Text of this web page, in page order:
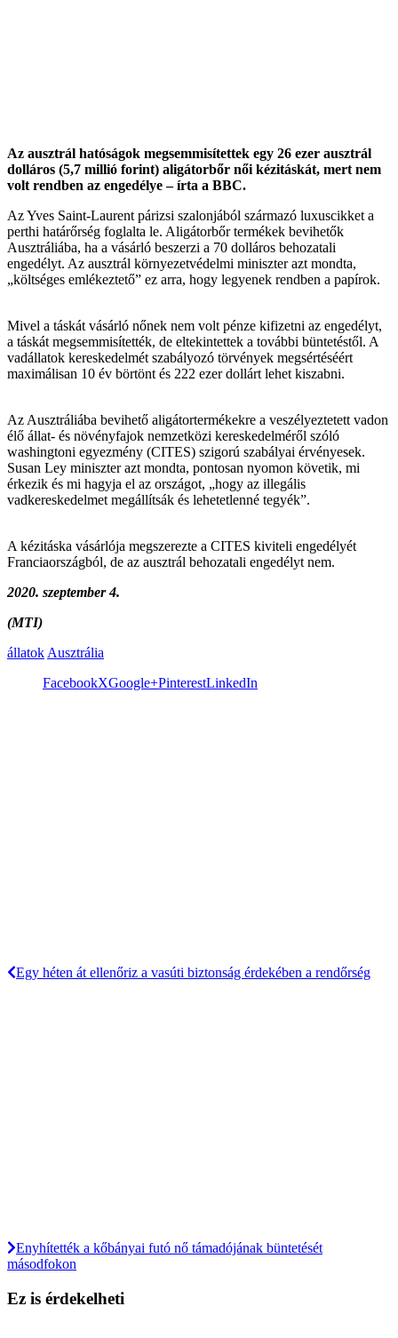
Az ausztrál hatóságok megsemmisítettek egy 26 ezer ausztrál
dolláros (5,7 millió forint) aligátorbőr női kézitáskát, mert nem
volt rendben az engedélye – írta a BBC.
Az Yves Saint-Laurent párizsi szalonjából származó luxuscikket a
perthi határőrség foglalta le. Aligátorbőr termékek bevihetők
Ausztráliába, ha a vásárló beszerzi a 70 dolláros behozatali
engedélyt. Az ausztrál környezetvédelmi miniszter azt mondta,
„költséges emlékeztető” ez arra, hogy legyenek rendben a papírok.
Mivel a táskát vásárló nőnek nem volt pénze kifizetni az engedélyt,
a táskát megsemmisítették, de eltekintettek a további büntetéstől. A
vadállatok kereskedelmét szabályozó törvények megsértéséért
maximálisan 10 év börtönt és 222 ezer dollárt lehet kiszabni.
Az Ausztráliába bevihető aligátortermékekre a veszélyeztetett vadon
élő állat- és növényfajok nemzetközi kereskedelméről szóló
washingtoni egyezmény (CITES) szigorú szabályai érvényesek.
Susan Ley miniszter azt mondta, pontosan nyomon követik, mi
érkezik és mi hagyja el az országot, „hogy az illegális
vadkereskedelmet megállítsák és lehetetlenné tegyék”.
A kézitáska vásárlója megszerezte a CITES kiviteli engedélyét
Franciaországból, de az ausztrál behozatali engedélyt nem.
2020. szeptember 4.
(MTI)
állatok Ausztrália
FacebookXGoogle+PinterestLinkedIn
Egy héten át ellenőriz a vasúti biztonság érdekében a rendőrség
Enyhítették a kőbányai futó nő támadójának büntetését
másodfokon
Ez is érdekelheti